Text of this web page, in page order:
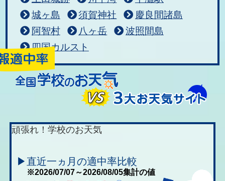
城ヶ島
須賀神社
慶良間諸島
阿智村
八ヶ岳
波照間島
四国カルスト
頑張れ！学校のお天気
▶直近一ヵ月の適中率比較
※2026/07/07～2026/08/05集計の値